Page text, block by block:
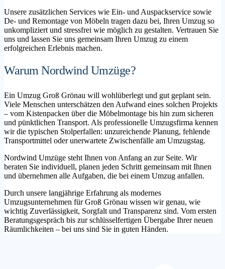
Unsere zusätzlichen Services wie Ein- und Auspackservice sowie
De- und Remontage von Möbeln tragen dazu bei, Ihren Umzug so
unkompliziert und stressfrei wie möglich zu gestalten. Vertrauen Sie
uns und lassen Sie uns gemeinsam Ihren Umzug zu einem
erfolgreichen Erlebnis machen.
Warum Nordwind Umzüge?
Ein Umzug Groß Grönau will wohlüberlegt und gut geplant sein.
Viele Menschen unterschätzen den Aufwand eines solchen Projekts
– vom Kistenpacken über die Möbelmontage bis hin zum sicheren
und pünktlichen Transport. Als professionelle Umzugsfirma kennen
wir die typischen Stolperfallen: unzureichende Planung, fehlende
Transportmittel oder unerwartete Zwischenfälle am Umzugstag.
Nordwind Umzüge steht Ihnen von Anfang an zur Seite. Wir
beraten Sie individuell, planen jeden Schritt gemeinsam mit Ihnen
und übernehmen alle Aufgaben, die bei einem Umzug anfallen.
Durch unsere langjährige Erfahrung als modernes
Umzugsunternehmen für Groß Grönau wissen wir genau, wie
wichtig Zuverlässigkeit, Sorgfalt und Transparenz sind. Vom ersten
Beratungsgespräch bis zur schlüsselfertigen Übergabe Ihrer neuen
Räumlichkeiten – bei uns sind Sie in guten Händen.